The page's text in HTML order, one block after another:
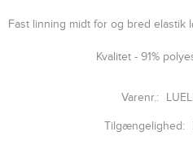
Fast linning midt for og bred elastik
Kvalitet - 91%
Varenr.:
Tilgængelighed: